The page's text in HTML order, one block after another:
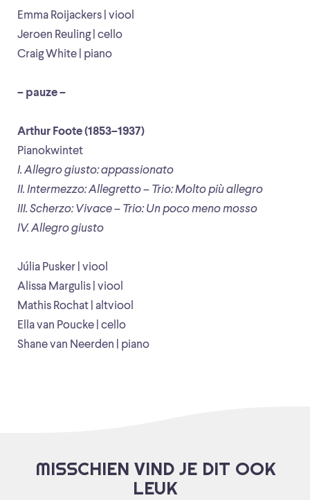
Emma Roijackers | viool
Jeroen Reuling | cello
Craig White | piano
– pauze –
Arthur Foote (1853–1937)
Pianokwintet
I. Allegro giusto: appassionato
II. Intermezzo: Allegretto – Trio: Molto più allegro
III. Scherzo: Vivace – Trio: Un poco meno mosso
IV. Allegro giusto
Júlia Pusker | viool
Alissa Margulis | viool
Mathis Rochat | altviool
Ella van Poucke | cello
Shane van Neerden | piano
MISSCHIEN VIND JE DIT OOK
LEUK